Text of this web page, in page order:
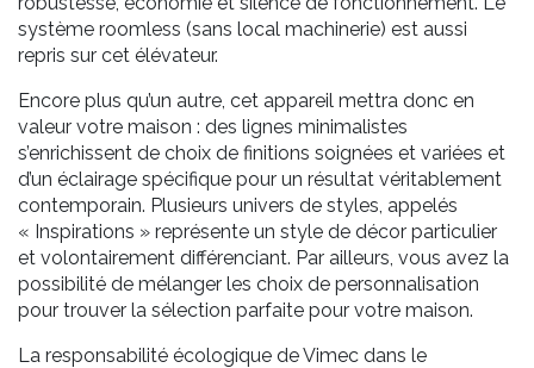
système roomless (sans local machinerie) est aussi
repris sur cet élévateur.
Encore plus qu’un autre, cet appareil mettra donc en
valeur votre maison : des lignes minimalistes
s’enrichissent de choix de finitions soignées et variées et
d’un éclairage spécifique pour un résultat véritablement
contemporain. Plusieurs univers de styles, appelés
« Inspirations » représente un style de décor particulier
et volontairement différenciant. Par ailleurs, vous avez la
possibilité de mélanger les choix de personnalisation
pour trouver la sélection parfaite pour votre maison.
La responsabilité écologique de Vimec dans le